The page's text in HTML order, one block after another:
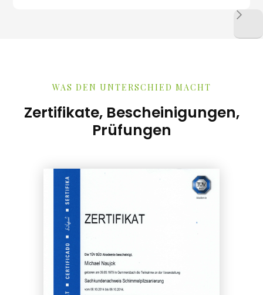
WAS DEN UNTERSCHIED MACHT
Zertifikate, Bescheinigungen,
Prüfungen